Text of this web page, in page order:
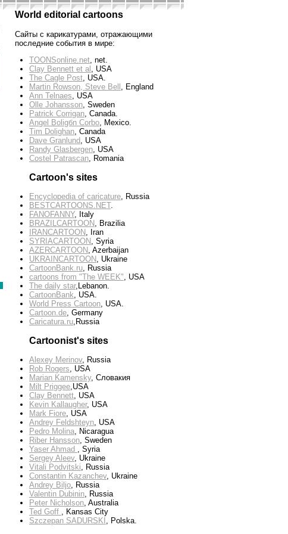
World editorial cartoons
Сайты с карикатурами, отражающими
последние события в мире:
TOONSonline.net , net.
Clay Bennett et al
, USA
The Cagle Post , USA.
Martin Rowson, Steve Bell
, England
Ann Telnaes , USA
Olle Johansson , Sweden
Patrick Corrigan , Canada.
Angel Boligбn Corbo , Mexico.
Tim Dolighan , Canada
Dave Granlund
, USA
Randy Glasbergen , USA
Costel Patrascan , Romania
Cartoon's sites
Encyclopedia of caricature, Russia
BESTCARTOONS.NET.
FANOFANNY, Italy
BRAZILCARTOON, Brazilia
IRANCARTOON, Iran
SYRIACARTOON, Syria
AZERCARTOON, Azerbaijan
UKRAINCARTOON, Ukraine
CartoonBank.ru, Russia
cartoons from "The WEEK", USA
The daily star,Lebanon.
CartoonBank, USA.
World Press Cartoon, USA.
Cartoon.de, Germany
Сaricatura.ru,Russia
Cartoonist's sites
Alexey Merinov, Russia
Rob Rogers, USA
Marian Kamensky, Словакия
Milt Priggee,USA
Clay Bennett, USA
Kevin Kallaugher, USA
Mark Fiore, USA
Andrey Feldshteyn, USA
Pedro Molina, Nicaragua
Riber Hansson, Sweden
Yaser Ahmad , Syria
Sergey Aleev, Ukraine
Vitali Podvitski, Russia
Constantin Kazanchev, Ukraine
Andrey Biljo, Russia
Valentin Dubinin, Russia
Peter Nicholson, Australia
Ted Goff , Kansas City
Szczepan SADURSKI , Polska.